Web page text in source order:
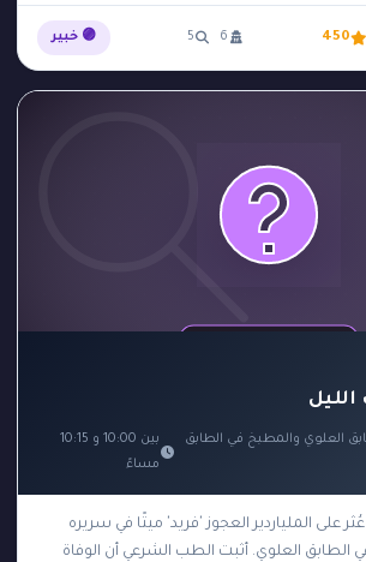
450
6
5 🟣 خبير
العلوي والمطبخ في الطابق
بين 10:00 و 10:15
مساءً
على الملياردير العجوز 'فريد' ميتًا في سريره
الطابق العلوي. أثبت الطب الشرعي أن الوفاة